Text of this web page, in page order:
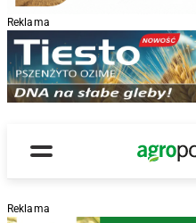
Reklama
Menu
Main Logo
Reklama